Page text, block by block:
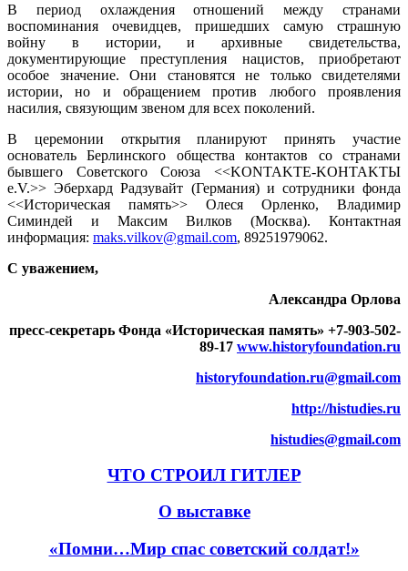
В период охлаждения отношений между странами
воспоминания очевидцев, пришедших самую страшную
войну в истории, и архивные свидетельства,
документирующие преступления нацистов, приобретают
особое значение. Они становятся не только свидетелями
истории, но и обращением против любого проявления
насилия, связующим звеном для всех поколений.
В церемонии открытия планируют принять участие
основатель Берлинского общества контактов со странами
бывшего Советского Союза <<KONTAKTE-KOHTAKTЫ
e.V.>> Эберхард Радзувайт (Германия) и сотрудники фонда
<<Историческая память>> Олеся Орленко, Владимир
Симиндей и Максим Вилков (Москва). Контактная
информация: maks.vilkov@gmail.com, 89251979062.
С уважением,
Александра Орлова
пресс-секретарь Фонда «Историческая память» +7-903-502-
89-17 www.historyfoundation.ru
historyfoundation.ru@gmail.com
http://histudies.ru
histudies@gmail.com
ЧТО СТРОИЛ ГИТЛЕР
О выставке
«Помни…Мир спас советский солдат!»